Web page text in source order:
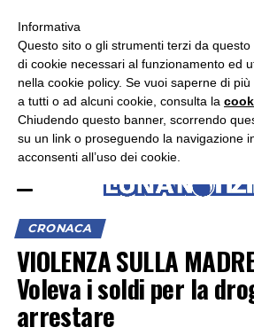
ASCOLTA RADIO LUNA
CRONACA
VIOLENZA SULLA
Voleva i soldi per la
arrestare
×
Informativa
Questo sito o gli strumenti terzi da
di cookie necessari al funzionamento ed
nella cookie policy. Se vuoi saperne di
a tutti o ad alcuni cookie, consulta la
Chiudendo questo banner, scorrendo
su un link o proseguendo la navigazione
acconsenti all’uso dei cookie.